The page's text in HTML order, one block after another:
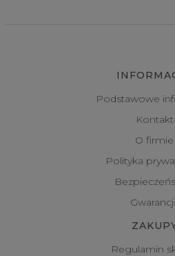
Podstawowe
Kontakt
O firmie
Polityka
Regulamin